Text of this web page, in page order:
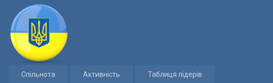
Спільнота Активність Таблиця лідерів